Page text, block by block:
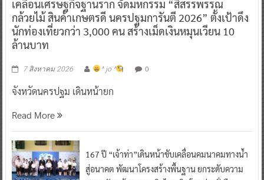
เคลื่อนเศรษฐกิจฐานราก จัดมหกรรม “สีสรรพรรณ
กล้วยไม้ สินค้าเกษตรดี นครปฐมการันตี 2026” ตั้งเป้าดึง
นักท่องเที่ยวกว่า 3,000 คน สร้างเม็ดเงินหมุนเวียน 10
ล้านบาท
7 สิงหาคม 2026 ^ jo ^ 0
จังหวัดนครปฐม เดินหน้ายก
Read More
167 ปี “เจ้าท่า”เดินหน้าขับเคลื่อนคมนาคมทางน้ำ
สู่อนาคต พัฒนาโครงสร้างพื้นฐาน ยกระดับความ